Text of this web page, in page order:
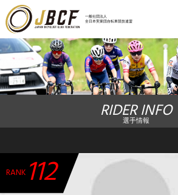
一般社団法人
全日本実業団自転車競技連盟
ニュース
レース日程
ランキング
チーム・選手
RIDER INFO
選手情報
RANK 112